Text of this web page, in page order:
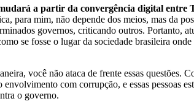
a partir da convergência digital entre
para mim, não depende dos meios, mas da
governos, criticando outros. Portanto,
se fosse o lugar da sociedade brasileira
você não ataca de frente essas
envolvimento com corrupção, e essas pessoas
o governo.